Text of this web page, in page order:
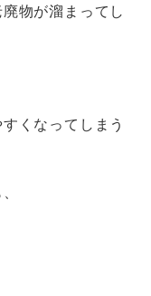
物が溜まってし
くなってしまう